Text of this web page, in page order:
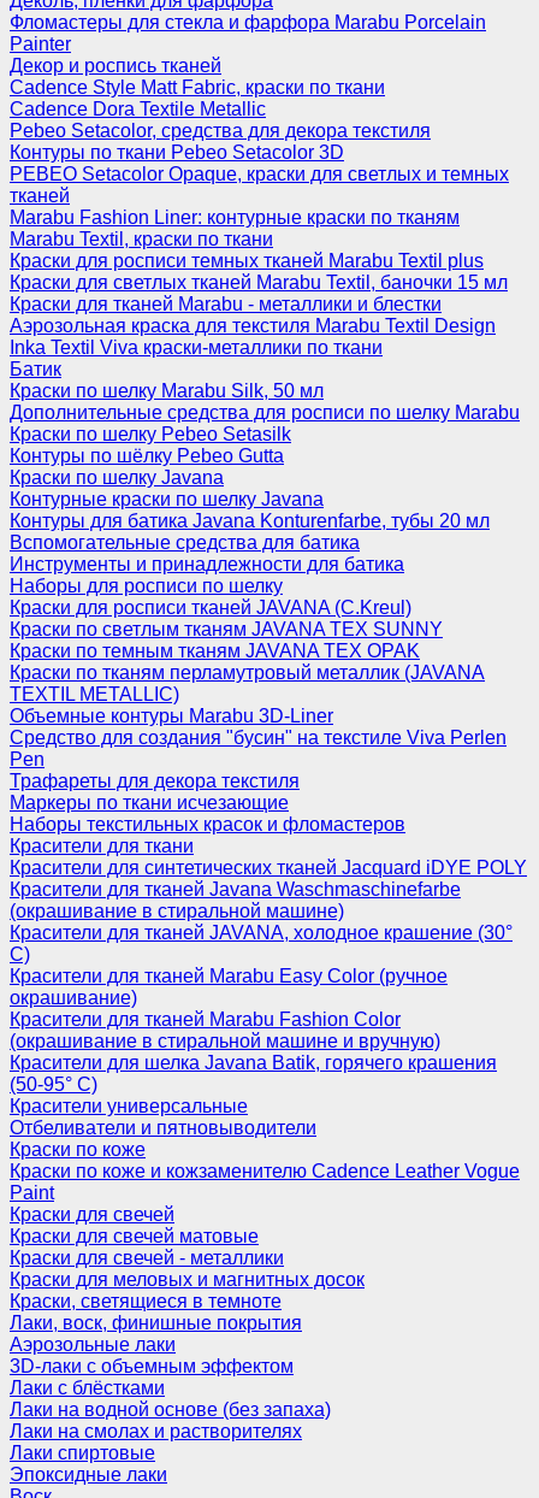
Фломастеры для стекла и фарфора Marabu Porcelain
Painter
Декор и роспись тканей
Cadence Style Matt Fabric, краски по ткани
Cadence Dora Textile Metallic
Pebeo Setacolor, средства для декора текстиля
Контуры по ткани Pebeo Setacolor 3D
PEBEO Setacolor Opaque, краски для светлых и темных
тканей
Marabu Fashion Liner: контурные краски по тканям
Marabu Textil, краски по ткани
Краски для росписи темных тканей Marabu Textil plus
Краски для светлых тканей Marabu Textil, баночки 15 мл
Краски для тканей Marabu - металлики и блестки
Аэрозольная краска для текстиля Marabu Textil Design
Inka Textil Viva краски-металлики по ткани
Батик
Краски по шелку Marabu Silk, 50 мл
Дополнительные средства для росписи по шелку Marabu
Краски по шелку Pebeo Setasilk
Контуры по шёлку Pebeo Gutta
Краски по шелку Javana
Контурные краски по шелку Javana
Контуры для батика Javana Konturenfarbe, тубы 20 мл
Вспомогательные средства для батика
Инструменты и принадлежности для батика
Наборы для росписи по шелку
Краски для росписи тканей JAVANA (C.Kreul)
Краски по светлым тканям JAVANA TEX SUNNY
Краски по темным тканям JAVANA TEX OPAK
Краски по тканям перламутровый металлик (JAVANA
TEXTIL METALLIC)
Объемные контуры Marabu 3D-Liner
Средство для создания "бусин" на текстиле Viva Perlen
Pen
Трафареты для декора текстиля
Маркеры по ткани исчезающие
Наборы текстильных красок и фломастеров
Красители для ткани
Красители для синтетических тканей Jacquard iDYE POLY
Красители для тканей Javana Waschmaschinefarbe
(окрашивание в стиральной машине)
Красители для тканей JAVANA, холодное крашение (30°
С)
Красители для тканей Marabu Easy Color (ручное
окрашивание)
Красители для тканей Marabu Fashion Color
(окрашивание в стиральной машине и вручную)
Красители для шелка Javana Batik, горячего крашения
(50-95° С)
Красители универсальные
Отбеливатели и пятновыводители
Краски по коже
Краски по коже и кожзаменителю Cadence Leather Vogue
Paint
Краски для свечей
Краски для свечей матовые
Краски для свечей - металлики
Краски для меловых и магнитных досок
Краски, светящиеся в темноте
Лаки, воск, финишные покрытия
Аэрозольные лаки
3D-лаки с объемным эффектом
Лаки с блёстками
Лаки на водной основе (без запаха)
Лаки на смолах и растворителях
Лаки спиртовые
Эпоксидные лаки